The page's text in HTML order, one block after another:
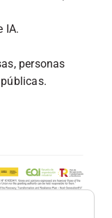
IA.
personas